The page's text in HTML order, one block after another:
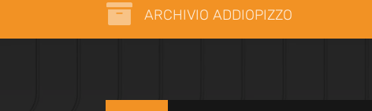
 ARCHIVIO ADDIOPIZZO